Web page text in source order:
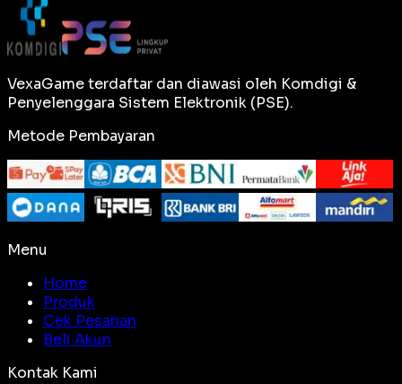
VexaGame terdaftar dan diawasi oleh Komdigi &
Penyelenggara Sistem Elektronik (PSE).
Metode Pembayaran
Menu
Home
Produk
Cek Pesanan
Beli Akun
Kontak Kami